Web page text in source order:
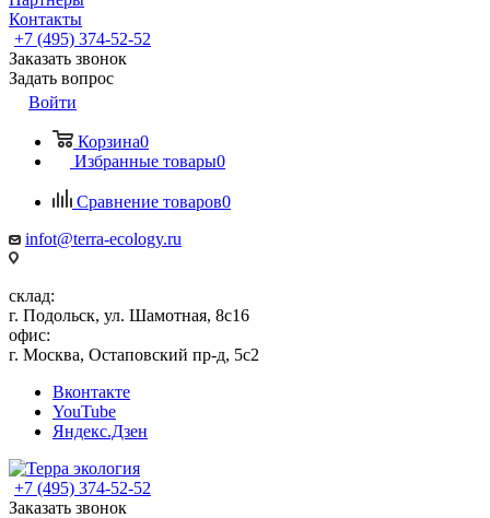
Контакты
+7 (495) 374-52-52
Заказать звонок
Задать вопрос
Войти
Корзина0
Избранные товары0
Сравнение товаров0
infot@terra-ecology.ru
склад:
г. Подольск, ул. Шамотная, 8с16
офис:
г. Москва, Остаповский пр-д, 5с2
Вконтакте
YouTube
Яндекс.Дзен
+7 (495) 374-52-52
Заказать звонок